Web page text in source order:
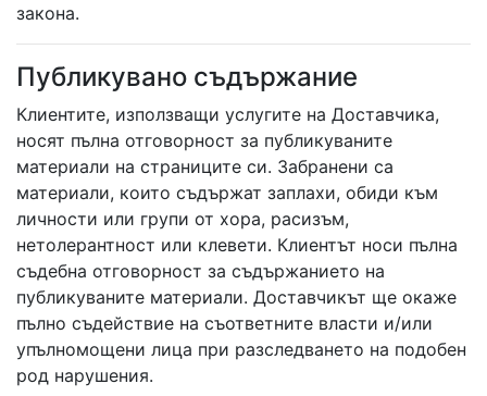
закона.
Публикувано съдържание
Клиентите, използващи услугите на Доставчика,
носят пълна отговорност за публикуваните
материали на страниците си. Забранени са
материали, които съдържат заплахи, обиди към
личности или групи от хора, расизъм,
нетолерантност или клевети. Клиентът носи пълна
съдебна отговорност за съдържанието на
публикуваните материали. Доставчикът ще окаже
пълно съдействие на съответните власти и/или
упълномощени лица при разследването на подобен
род нарушения.